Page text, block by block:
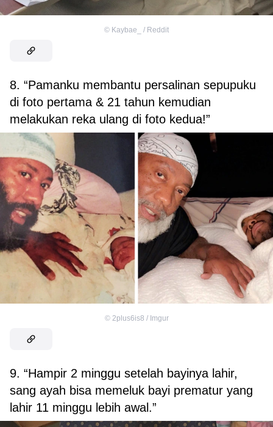
© Kaybae_ / Reddit
8. “Pamanku membantu persalinan sepupuku
di foto pertama & 21 tahun kemudian
melakukan reka ulang di foto kedua!”
© 2plus6is8 / Imgur
9. “Hampir 2 minggu setelah bayinya lahir,
sang ayah bisa memeluk bayi prematur yang
lahir 11 minggu lebih awal.”